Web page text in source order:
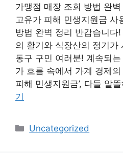
가맹점 매장 조회 방법 완
고유가 피해 민생지원금 사
방법 완벽 정리 반갑습니다
의 활기와 식장산의 정기가
동구 구민 여러분! 계속되
가 흐름 속에서 가계 경제
피해 민생지원금’, 다들 알
기
카
Uncategorized